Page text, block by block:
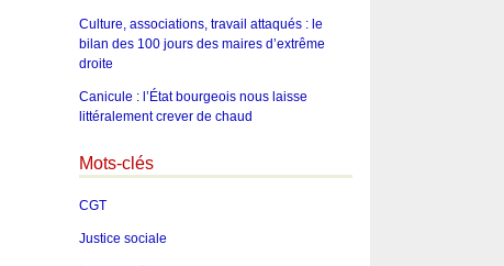
Culture, associations, travail attaqués : le
bilan des 100 jours des maires d’extrême
droite
Canicule : l’État bourgeois nous laisse
littéralement crever de chaud
Mots-clés
CGT
Justice sociale